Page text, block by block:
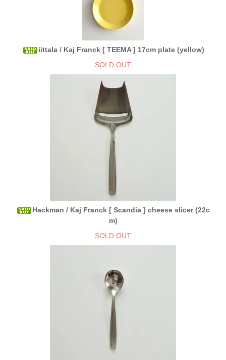
iittala / Kaj Franck [ TEEMA ] 17cm plate (yellow)
SOLD OUT
Hackman / Kaj Franck [ Scandia ] cheese slicer (22c
m)
SOLD OUT